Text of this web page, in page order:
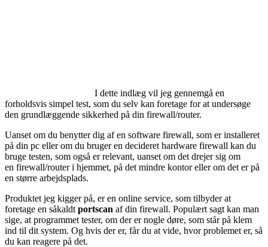
I dette indlæg vil jeg gennemgå en
forholdsvis simpel test, som du selv kan foretage for at undersøge
den grundlæggende sikkerhed på din firewall/router.
Uanset om du benytter dig af en software firewall, som er installeret
på din pc eller om du bruger en decideret hardware firewall kan du
bruge testen, som også er relevant, uanset om det drejer sig om
en firewall/router i hjemmet, på det mindre kontor eller om det er på
en større arbejdsplads.
Produktet jeg kigger på, er en online service, som tilbyder at
foretage en såkaldt portscan af din firewall. Populært sagt kan man
sige, at programmet tester, om der er nogle døre, som står på klem
ind til dit system. Og hvis der er, får du at vide, hvor problemet er, så
du kan reagere på det.